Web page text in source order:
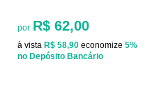
por R$ 62,00
à vista R$ 58,90 economize 5%
no Depósito Bancário